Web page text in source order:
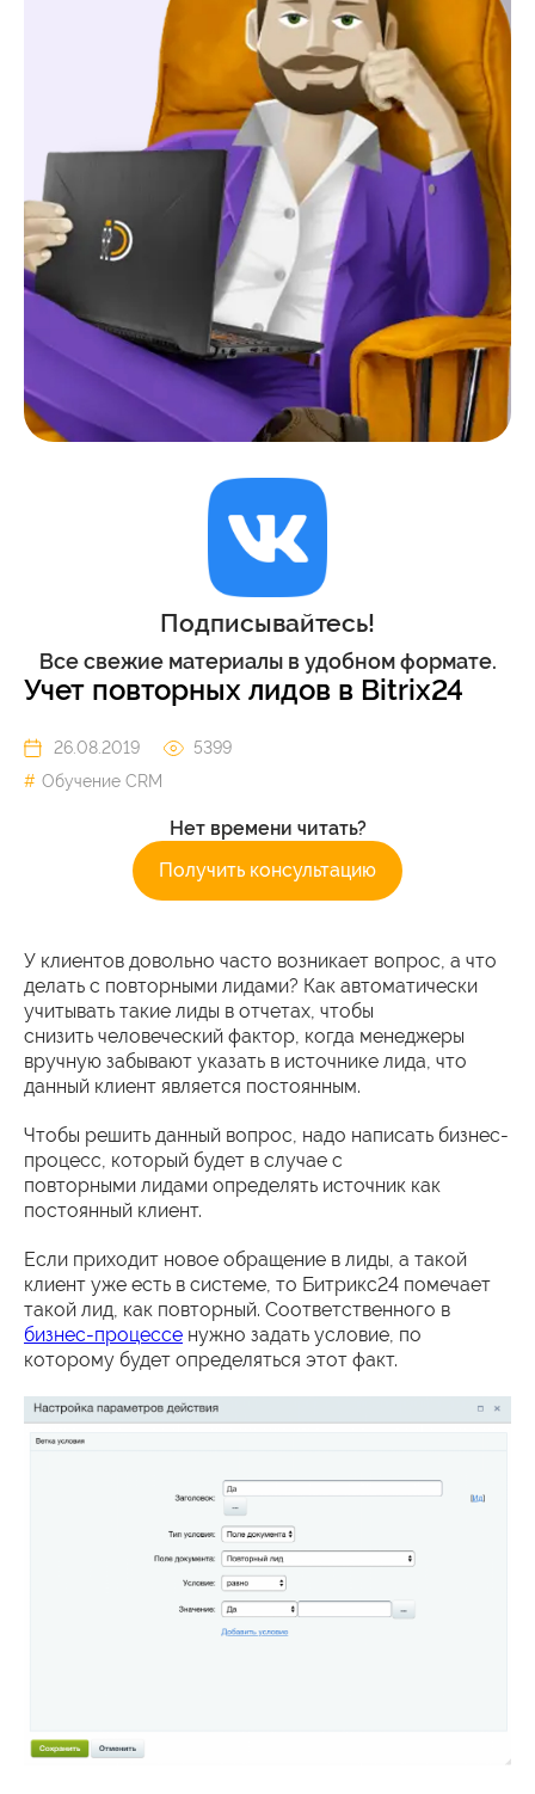
Подписывайтесь!
Все свежие материалы в удобном формате.
Учет повторных лидов в Bitrix24
26.08.2019
5399
Обучение CRM
Нет времени читать?
Получить консультацию
У клиентов довольно часто возникает вопрос, а что
делать с повторными лидами? Как автоматически
учитывать такие лиды в отчетах, чтобы
снизить человеческий фактор, когда менеджеры
вручную забывают указать в источнике лида, что
данный клиент является постоянным.
Чтобы решить данный вопрос, надо написать бизнес-
процесс, который будет в случае с
повторными лидами определять источник как
постоянный клиент.
Если приходит новое обращение в лиды, а такой
клиент уже есть в системе, то Битрикс24 помечает
такой лид, как повторный. Соответственного в
бизнес-процессе нужно задать условие, по
которому будет определяться этот факт.